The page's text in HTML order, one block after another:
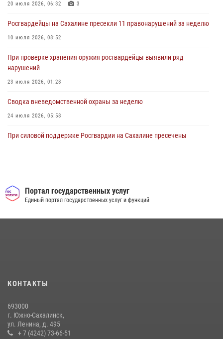
30 июля 2026, 07:18
20 июля 2026, 06:32 3
Росгвардейцы на Сахалине пресекли 11 правонарушений за неделю
10 июля 2026, 08:52
При проверке хранения оружия росгвардейцы выявили ряд
нарушений
23 июля 2026, 01:28
Сводка вневедомственной охраны за неделю
24 июля 2026, 05:58
При силовой поддержке Росгвардии на Сахалине пресечены
оружия и 63 патрона
08 июля 2026, 06:41
Портал государственных услуг
Единый портал государственных услуг и функций
КОНТАКТЫ
693000
г. Южно-Сахалинск,
ул. Ленина, д. 495
+ 7 (4242) 73-66-51